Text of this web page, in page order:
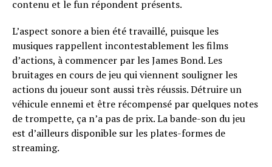
contenu et le fun répondent présents.
L’aspect sonore a bien été travaillé, puisque les
musiques rappellent incontestablement les films
d’actions, à commencer par les James Bond. Les
bruitages en cours de jeu qui viennent souligner les
actions du joueur sont aussi très réussis. Détruire un
véhicule ennemi et être récompensé par quelques notes
de trompette, ça n’a pas de prix. La bande-son du jeu
est d’ailleurs disponible sur les plates-formes de
streaming.